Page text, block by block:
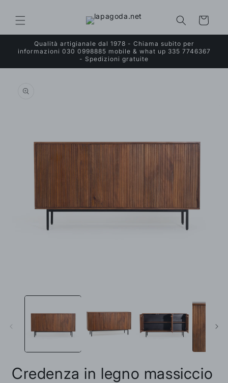
ai contenuti
Carrello
Qualità artigianale dal 1978 - Chiama subito per
informazioni 030 0998885 mobile & what up 335 7746367
- Spedizioni gratuite
sul prodotto
contenuti
finestra
Credenza in legno massiccio